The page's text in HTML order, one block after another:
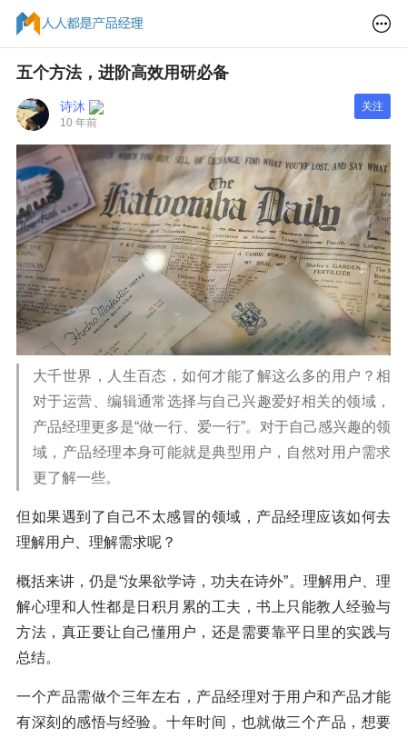
五个方法，进阶高效用研必备
诗沐
10 年前
关注
大千世界，人生百态，如何才能了解这么多的用户？相
对于运营、编辑通常选择与自己兴趣爱好相关的领域，
产品经理更多是“做一行、爱一行”。对于自己感兴趣的领
域，产品经理本身可能就是典型用户，自然对用户需求
更了解一些。
但如果遇到了自己不太感冒的领域，产品经理应该如何去
理解用户、理解需求呢？
概括来讲，仍是“汝果欲学诗，功夫在诗外”。理解用户、理
解心理和人性都是日积月累的工夫，书上只能教人经验与
方法，真正要让自己懂用户，还是需要靠平日里的实践与
总结。
一个产品需做个三年左右，产品经理对于用户和产品才能
有深刻的感悟与经验。十年时间，也就做三个产品，想要